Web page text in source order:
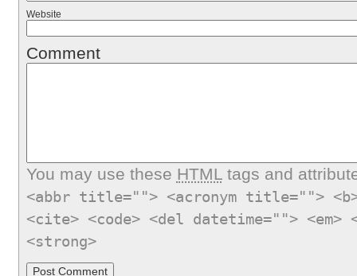
Website
Comment
You may use these HTMLtags and
<abbr title=""> <acronym title="">
<cite> <code> <del datetime="">
<strong>